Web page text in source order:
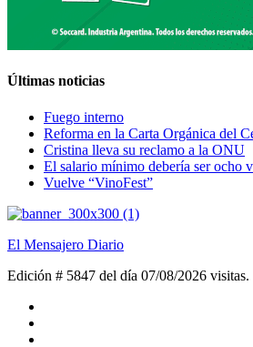
Últimas noticias
Fuego interno
Reforma en la Carta Orgánica del
Cristina lleva su reclamo a la ONU
El salario mínimo debería ser ocho
Vuelve “VinoFest”
El Mensajero Diario
Edición # 5847 del día 07/08/2026 visitas.